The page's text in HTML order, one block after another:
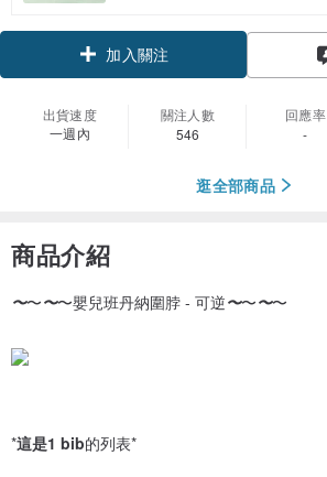
加入關注
出貨速度
一週內
關注人數
546
回應率
-
逛全部商品
商品介紹
〜〜〜〜嬰兒班丹納圍脖 - 可逆〜〜〜〜
*這是1 bib的列表*